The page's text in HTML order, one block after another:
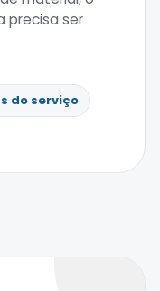
precisa ser
do serviço